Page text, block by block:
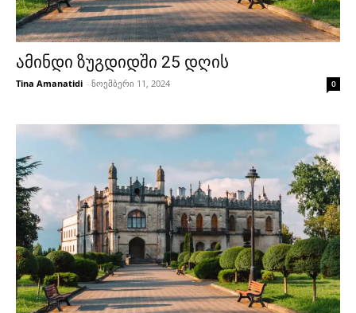
ამინდი ზუგდიდში 25 დღის
Tina Amanatidi - ნოემბერი 11, 2024 0